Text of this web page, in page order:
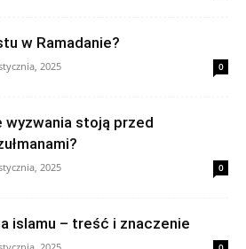
w Ramadanie?
2025 0
wyzwania stoją przed
2025 0
islamu – treść i znaczenie